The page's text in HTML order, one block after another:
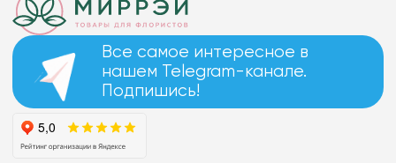
Все самое интересное в
нашем Telegram-канале.
Подпишись!